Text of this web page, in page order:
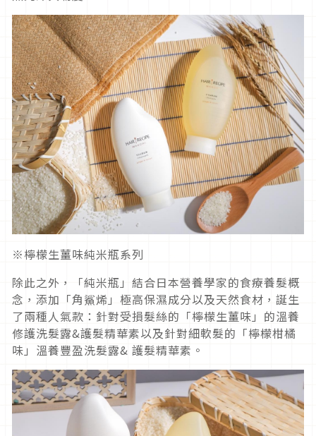
※檸檬生薑味純米瓶系列
除此之外，「純米瓶」結合日本營養學家的食療養髮概
念，添加「角鯊烯」極高保濕成分以及天然食材，誕生
了兩種人氣款：針對受損髮絲的「檸檬生薑味」的溫養
修護洗髮露&護髮精華素以及針對細軟髮的「檸檬柑橘
味」溫養豐盈洗髮露& 護髮精華素。